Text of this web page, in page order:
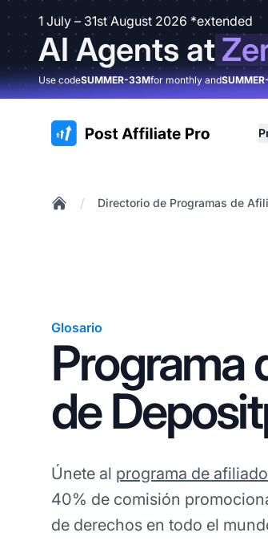
1 July – 31st August 2026 *extended
AI Agents at
Use codeSUMMER-33Mfor monthly and
:site.title
/ Directorio de Programas de
Glosario
Programa
de
Únete al programa de
40% de comisión
de derechos en todo el